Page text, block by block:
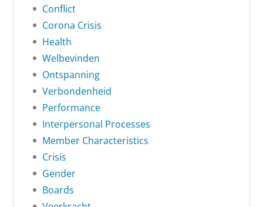
Conflict
Corona Crisis
Health
Welbevinden
Ontspanning
Verbondenheid
Performance
Interpersonal Processes
Member Characteristics
Crisis
Gender
Boards